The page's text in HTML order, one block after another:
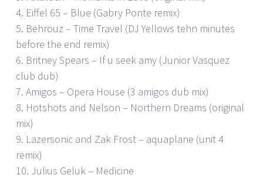
4. Eiffel 65 – Blue (Gabry Ponte remix)
5. Behrouz – Time Travel (DJ Yellows tehn minutes
before the end remix)
6. Britney Spears – If u seek amy (Junior Vasquez
club dub)
7. Amigos – Opera House (3 amigos dub mix)
8. Hotshots and Nelson – Northern Dreams (original
mix)
9. Lazersonic and Zak Frost – aquaplane (unit 4
remix)
10. Julius Geluk – Medicine